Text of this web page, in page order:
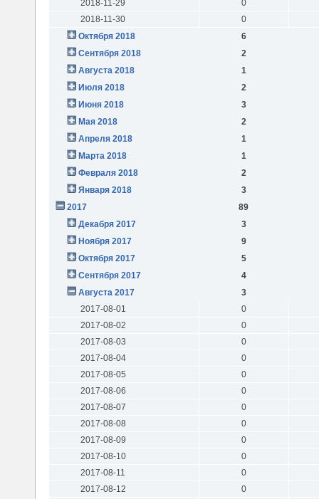
2018-11-29
0
2018-11-30
0
Октября 2018
6
Сентября 2018
2
Августа 2018
1
Июля 2018
2
Июня 2018
3
Мая 2018
2
Апреля 2018
1
Марта 2018
1
Февраля 2018
2
Января 2018
3
2017
89
Декабря 2017
3
Ноября 2017
9
Октября 2017
5
Сентября 2017
4
Августа 2017
3
2017-08-01
0
2017-08-02
0
2017-08-03
0
2017-08-04
0
2017-08-05
0
2017-08-06
0
2017-08-07
0
2017-08-08
0
2017-08-09
0
2017-08-10
0
2017-08-11
0
2017-08-12
0